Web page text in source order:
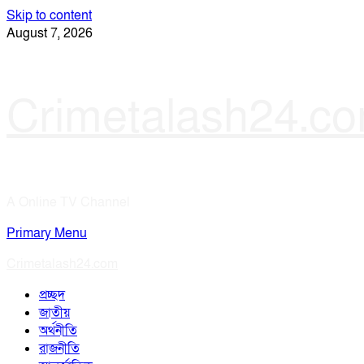
Skip to content
August 7, 2026
Primary Menu
প্রচ্ছদ
জাতীয়
অর্থনীতি
রাজনীতি